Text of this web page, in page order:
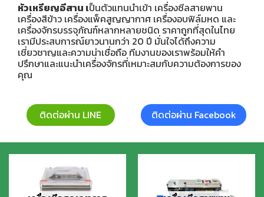
หัวเหรียญอีสาน เป็นตัวแทนนำเข้า เครื่องซีลสายพาน
เครื่องสีข้าว เครื่องแพ็คสูญญากาศ เครื่องอบฟิล์มหด และ
เครื่องจักรบรรจุภัณฑ์หลากหลายชนิด ราคาถูกที่สุดในไทย
เรามีประสบการณ์ยาวนานกว่า 20 ปี มั่นใจได้ถึงความ
เชี่ยวชาญและความน่าเชื่อถือ ทีมงานของเราพร้อมให้คำ
ปรึกษาและแนะนำเครื่องจักรที่เหมาะสมกับความต้องการของ
คุณ
ติดต่อผ่าน LINE ติดต่อผ่าน Facebook